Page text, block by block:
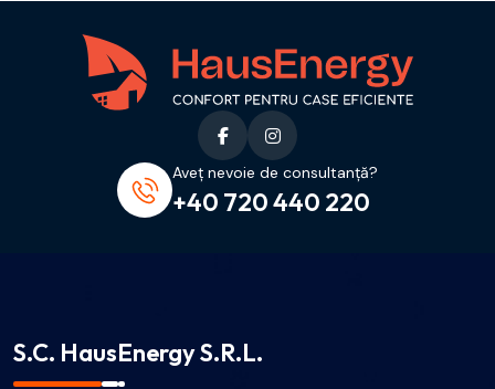
Aveț nevoie de consultanță?
+40 720 440 220
S.C. HausEnergy S.R.L.